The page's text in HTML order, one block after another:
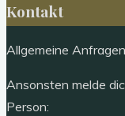
Kontakt
Allgemeine
Ansonsten melde
Person: